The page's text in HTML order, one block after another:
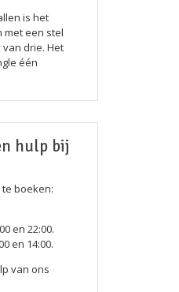
is het
met een stel
drie. Het
één
hulp bij
boeken:
en 22:00.
en 14:00.
van ons